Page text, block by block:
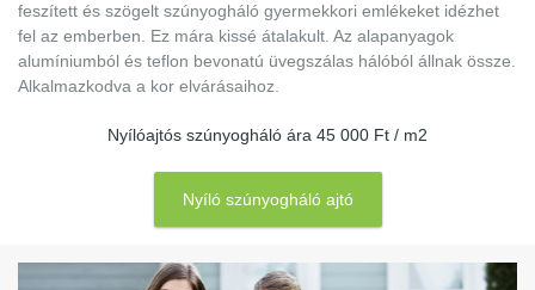
feszített és szögelt szúnyogháló gyermekkori emlékeket idézhet
fel az emberben. Ez mára kissé átalakult. Az alapanyagok
alumíniumból és teflon bevonatú üvegszálas hálóból állnak össze.
Alkalmazkodva a kor elvárásaihoz.
Nyílóajtós szúnyogháló ára 45 000 Ft / m2
Nyíló szúnyogháló ajtó